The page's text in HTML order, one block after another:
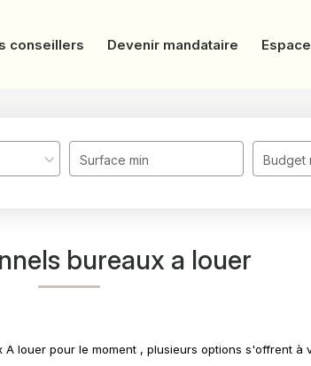
conseillers Devenir mandataire
Surface min Budget
bureaux a louer
louer pour le moment , plusieurs options s'offrent à